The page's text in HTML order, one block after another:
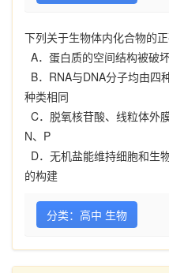
下列关于生物体内化合物的
A．蛋白质的空间结构被破
B． RNA与DNA分子均由四
种类相同
C．脱氧核苷酸、线粒体外
N、 P
D．无机盐能维持细胞和生
的构建
分类：高中 生物